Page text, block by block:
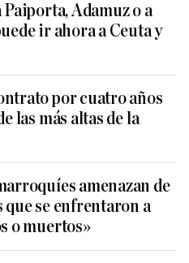
Adamuz o a
ir ahora a Ceuta y
por cuatro años
las más altas de la
amenazan de
que se enfrentaron a
o muertos»